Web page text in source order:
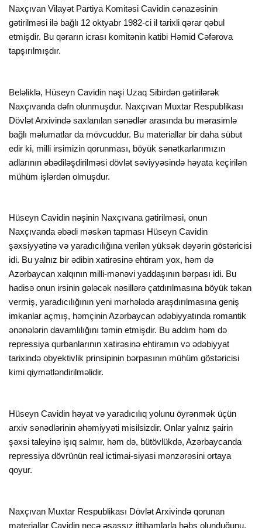
Naxçıvan Vilayət Partiya Komitəsi Cavidin cənazəsinin
gətirilməsi ilə bağlı 12 oktyabr 1982-ci il tarixli qərar qəbul
etmişdir. Bu qərarın icrası komitənin katibi Həmid Cəfərova
tapşırılmışdır.
Beləliklə, Hüseyn Cavidin nəşi Uzaq Sibirdən gətirilərək
Naxçıvanda dəfn olunmuşdur. Naxçıvan Muxtar Respublikası
Dövlət Arxivində saxlanılan sənədlər arasında bu mərasimlə
bağlı məlumatlar da mövcuddur. Bu materiallar bir daha sübut
edir ki, milli irsimizin qorunması, böyük sənətkarlarımızın
adlarının əbədiləşdirilməsi dövlət səviyyəsində həyata keçirilən
mühüm işlərdən olmuşdur.
Hüseyn Cavidin nəşinin Naxçıvana gətirilməsi, onun
Naxçıvanda əbədi məskən tapması Hüseyn Cavidin
şəxsiyyətinə və yaradıcılığına verilən yüksək dəyərin göstəricisi
idi. Bu yalnız bir ədibin xatirəsinə ehtiram yox, həm də
Azərbaycan xalqının milli-mənəvi yaddaşının bərpası idi. Bu
hadisə onun irsinin gələcək nəsillərə çatdırılmasına böyük təkan
vermiş, yaradıcılığının yeni mərhələdə araşdırılmasına geniş
imkanlar açmış, həmçinin Azərbaycan ədəbiyyatında romantik
ənənələrin davamlılığını təmin etmişdir. Bu addım həm də
repressiya qurbanlarının xatirəsinə ehtiramın və ədəbiyyat
tarixində obyektivlik prinsipinin bərpasının mühüm göstəricisi
kimi qiymətləndirilməlidir.
Hüseyn Cavidin həyat və yaradıcılıq yolunu öyrənmək üçün
arxiv sənədlərinin əhəmiyyəti misilsizdir. Onlar yalnız şairin
şəxsi taleyinə işıq salmır, həm də, bütövlükdə, Azərbaycanda
repressiya dövrünün real ictimai-siyasi mənzərəsini ortaya
qoyur.
Naxçıvan Muxtar Respublikası Dövlət Arxivində qorunan
materiallar Cavidin necə əsassız ittihamlarla həbs olunduğunu,